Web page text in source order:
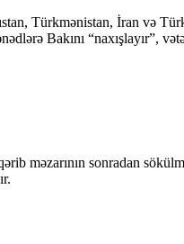
Türkmənistan, İran və
Bakını “naxışlayır”,
məzarının sonradan